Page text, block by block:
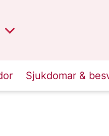
region
Sjukdomar &